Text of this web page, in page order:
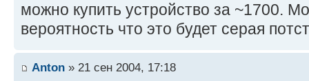
можно купить устройство за ~1700.
вероятность что это будет серая
Anton » 21 сен 2004, 17:18